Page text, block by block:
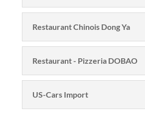
Restaurant Chinois Dong Ya
Restaurant - Pizzeria DOBAO
US-Cars Import